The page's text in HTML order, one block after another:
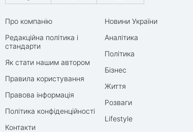
Про компанію
Редакційна політика і
стандарти
Як стати нашим автором
Правила користування
Правова інформація
Політика конфіденційності
Контакти
Новини України
Аналітика
Політика
Бізнес
Життя
Розваги
Lifestyle